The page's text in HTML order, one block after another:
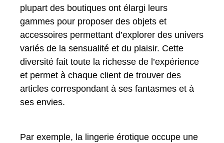
plupart des boutiques ont élargi leurs
gammes pour proposer des objets et
accessoires permettant d’explorer des univers
variés de la sensualité et du plaisir. Cette
diversité fait toute la richesse de l’expérience
et permet à chaque client de trouver des
articles correspondant à ses fantasmes et à
ses envies.
Par exemple, la lingerie érotique occupe une